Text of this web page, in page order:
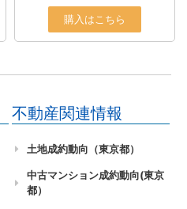
不動産関連情報
土地成約動向（東京都）
中古マンション成約動向(東京
都）
購入はこちら